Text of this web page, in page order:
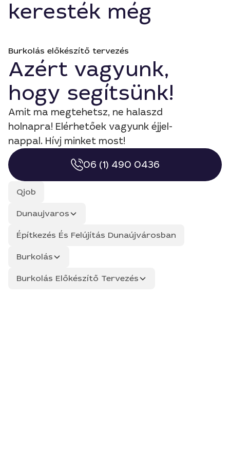
keresték még
Burkolás előkészítő tervezés
Azért vagyunk,
hogy segítsünk!
Amit ma megtehetsz, ne halaszd
holnapra! Elérhetőek vagyunk éjjel-
nappal. Hívj minket most!
06 (1) 490 0436
Qjob
Dunaujvaros
Építkezés És Felújítás Dunaújvárosban
Burkolás
Burkolás Előkészítő Tervezés